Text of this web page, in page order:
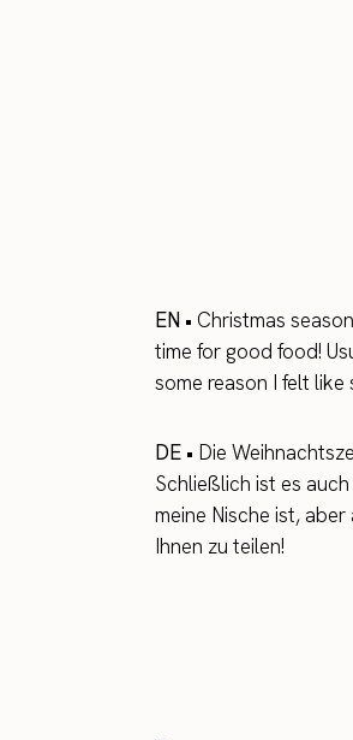
EN • Christmas
time for good food!
some reason I felt
DE • Die
Schließlich ist es
meine Nische ist,
Ihnen zu teilen!